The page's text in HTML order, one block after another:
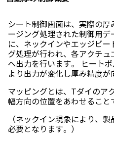
シート制御画面は、実際の
ージング処理された制御用
に、ネックインやエッジビ
グ処理が行われ、各アクチュ
へ出力を行います。 ヒート
より出力が変化し厚み精度が
マッピングとは、Tダイのア
幅方向の位置をあわせること
（ネックイン現象により、
必要となります。）